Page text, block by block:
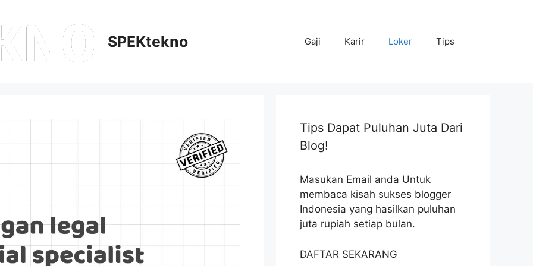
SPEKtekno Gaji Karir Loker Tips
Tips Dapat Puluhan Juta Dari
Blog!
Masukan Email anda Untuk
membaca kisah sukses blogger
Indonesia yang hasilkan puluhan
juta rupiah setiap bulan.
DAFTAR SEKARANG